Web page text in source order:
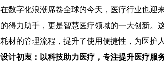
在数字化浪潮席卷全球的今天，医疗行业也迎
的得力助手，更是智慧医疗领域的一大创新。
耗材的管理流程，提升了使用便捷性，为医护
设计初衷：以科技助力医疗，专注提升医疗服